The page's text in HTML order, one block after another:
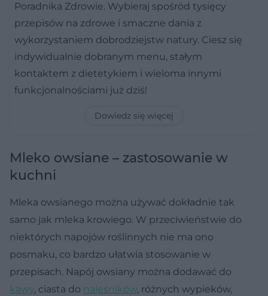
Poradnika Zdrowie. Wybieraj spośród tysięcy
przepisów na zdrowe i smaczne dania z
wykorzystaniem dobrodziejstw natury. Ciesz się
indywidualnie dobranym menu, stałym
kontaktem z dietetykiem i wieloma innymi
funkcjonalnościami już dziś!
Dowiedz się więcej
Mleko owsiane – zastosowanie w
kuchni
Mleka owsianego można używać dokładnie tak
samo jak mleka krowiego. W przeciwieństwie do
niektórych napojów roślinnych nie ma ono
posmaku, co bardzo ułatwia stosowanie w
przepisach. Napój owsiany można dodawać do
kawy, ciasta do naleśników, różnych wypieków,